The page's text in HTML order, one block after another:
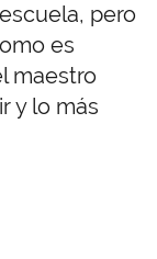
pero
es
maestro
y lo más